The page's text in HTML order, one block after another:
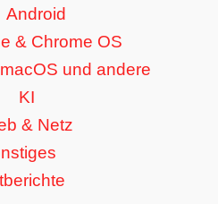
Android
& Chrome OS
und andere
KI
& Netz